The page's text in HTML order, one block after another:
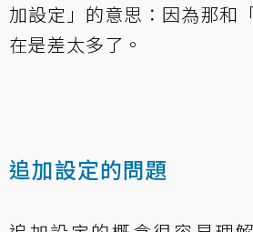
加設定」的意思：因為那和
在是差太多了。
追加設定的問題